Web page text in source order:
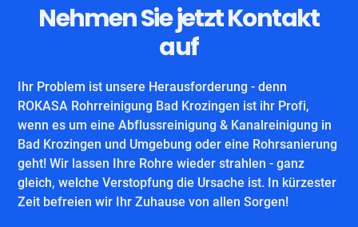
Nehmen Sie jetzt Kontakt
auf
Ihr Problem ist unsere Herausforderung - denn
ROKASA Rohrreinigung Bad Krozingen ist ihr Profi,
wenn es um eine Abflussreinigung & Kanalreinigung in
Bad Krozingen und Umgebung oder eine Rohrsanierung
geht! Wir lassen Ihre Rohre wieder strahlen - ganz
gleich, welche Verstopfung die Ursache ist. In kürzester
Zeit befreien wir Ihr Zuhause von allen Sorgen!